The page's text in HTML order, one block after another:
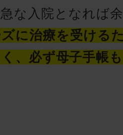
な入院となれば
に治療を受ける
、必ず母子手帳